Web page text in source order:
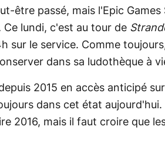
être passé, mais l'Epic
Ce lundi, c'est au tour de
sur le service. Comme
dans sa ludothèque à
2015 en accès anticipé
dans cet état
2016, mais il faut croire que